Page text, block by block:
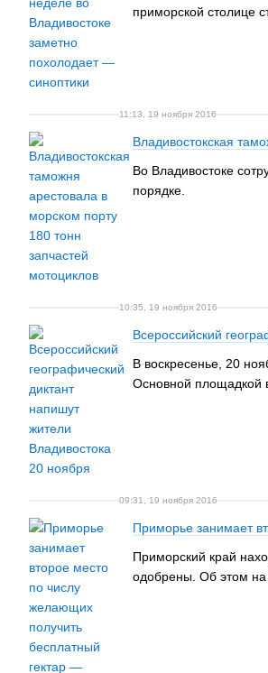
приморской столице
11:13, 19 ноября 2016
Владивостокская
Во Владивостоке
порядке.
10:35, 19 ноября 2016
Всероссийский
В воскресенье, 20
Основной площадкой
09:31, 19 ноября 2016
Приморье занимает
Приморский край
одобрены. Об этом